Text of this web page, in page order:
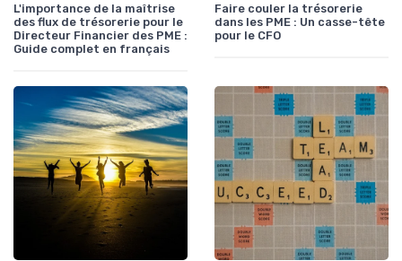
L'importance de la maîtrise
des flux de trésorerie pour le
Directeur Financier des PME :
Guide complet en français
Faire couler la trésorerie
dans les PME : Un casse-tête
pour le CFO